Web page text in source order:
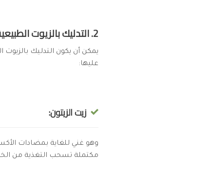
2. التدليك بالزيوت الطبيعية:
يمكن أن يكون التدليك
عليها:
زيت الزيتون:
وهو غني للغاية بمضادات
مكتملة تسحب التغذية من